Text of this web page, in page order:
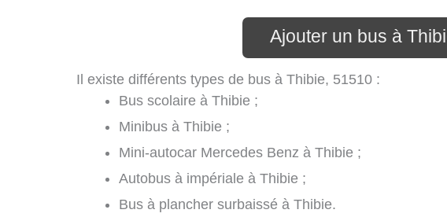
Ajouter un bus à
Il existe différents types de bus à Thibie, 51510 :
Bus scolaire à Thibie ;
Minibus à Thibie ;
Mini-autocar Mercedes Benz à Thibie ;
Autobus à impériale à Thibie ;
Bus à plancher surbaissé à Thibie.